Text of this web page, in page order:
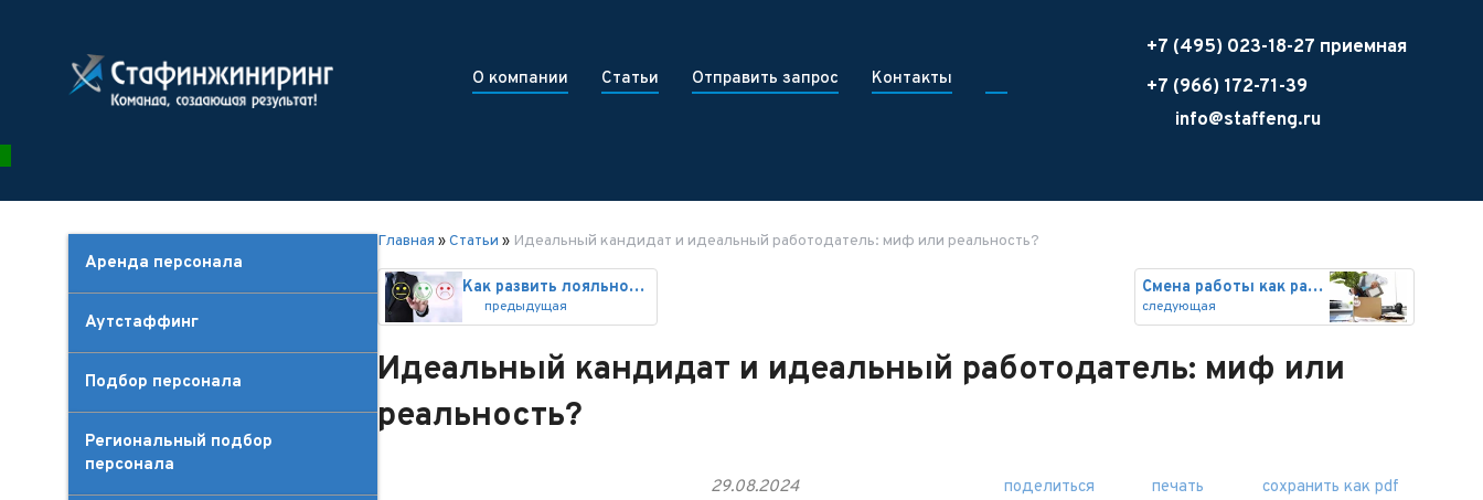
О компании Статьи Отправить запрос Контакты
+7 (495) 023-18-27 приемная
+7 (966) 172-71-39
info@staffeng.ru
Аренда персонала
Аутстаффинг
Подбор персонала
Региональный подбор
персонала
Главная »Статьи » Идеальный кандидат и идеальный работодатель: миф или реальность?
Как развить лояльность персона
предыдущая
Смена работы как развод: как с
следующая
Идеальный кандидат и идеальный работодатель: миф или
реальность?
29.08.2024 поделиться печать сохранить как pdf